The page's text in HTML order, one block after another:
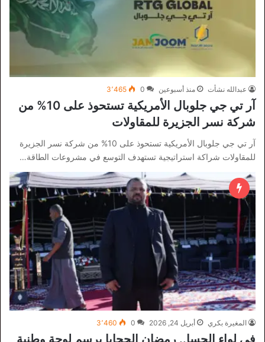
عبدالله نشأت منذ أسبوعين 0 3٬465
آر تي جي جلوبال الأمريكية تستحوذ على 10% من
شركة نسر الجزيرة للمقاولات
آر تي جي جلوبال الأمريكية تستحوذ على 10% من شركة نسر الجزيرة
للمقاولات شراكة استراتيجية تستهدف التوسع في مشروعات الطاقة…
المغيرة بكري أبريل 24, 2026 0 3٬460